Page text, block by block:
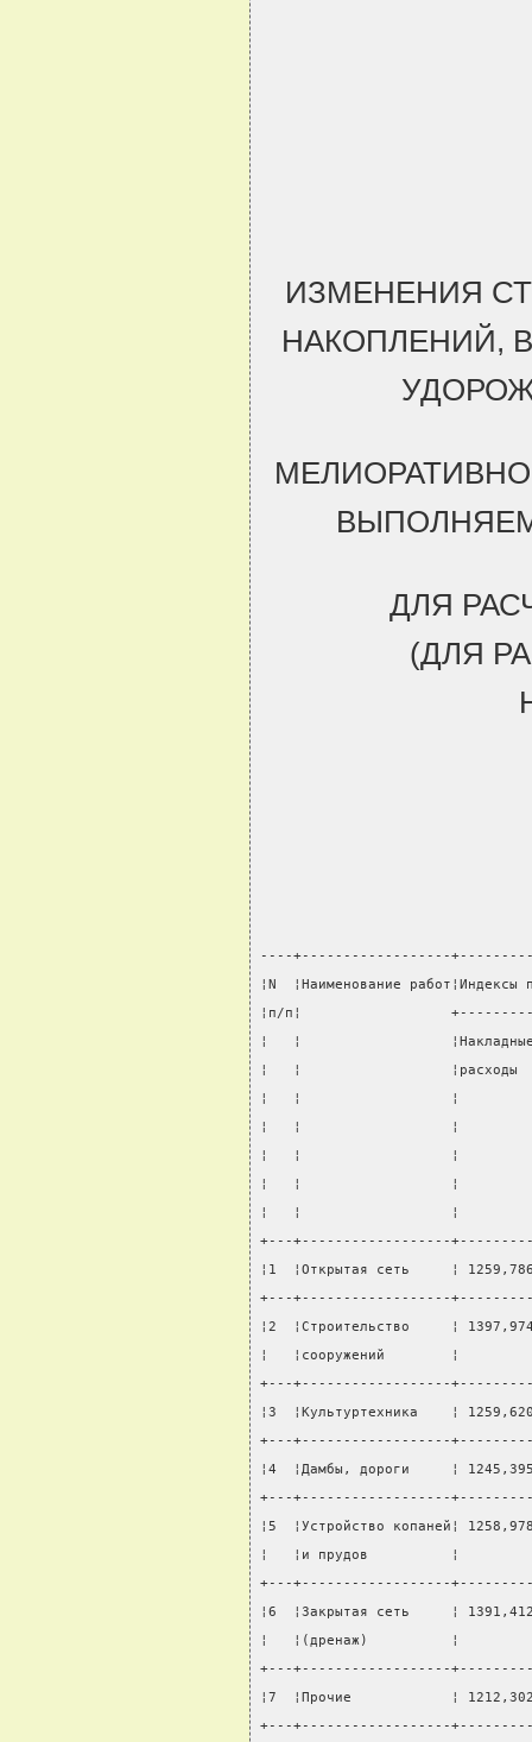
ИЗМЕНЕНИЯ
НАКОПЛЕНИЙ,
ДЛЯ
(ДЛЯ
----+------------------
¦N  ¦Наименование
¦п/п¦
¦   ¦
¦   ¦                  ¦расходы
¦   ¦                  ¦         ¦ния
¦   ¦                  ¦         ¦
¦   ¦                  ¦         ¦
¦   ¦                  ¦         ¦
¦   ¦                  ¦         ¦
+---+------------------
¦1  ¦Открытая сеть     ¦
+---+------------------
¦2  ¦Строительство     ¦
¦   ¦сооружений        ¦
+---+------------------
¦3  ¦Культуртехника    ¦
+---+------------------
¦4  ¦Дамбы, дороги     ¦
+---+------------------
¦5  ¦Устройство копаней¦
¦   ¦и прудов          ¦
+---+------------------
¦6  ¦Закрытая сеть     ¦
¦   ¦(дренаж)          ¦
+---+------------------
¦7  ¦Прочие            ¦
+---+------------------